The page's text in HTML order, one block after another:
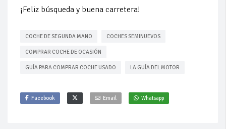
¡Feliz búsqueda y buena carretera!
COCHE DE SEGUNDA MANO COCHES SEMINUEVOS
COMPRAR COCHE DE OCASIÓN
GUÍA PARA COMPRAR COCHE USADO LA GUÍA DEL MOTOR
Facebook Email Whatsapp